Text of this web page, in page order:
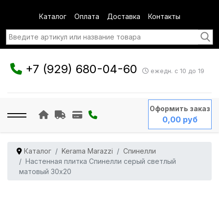
Каталог Оплата Доставка Контакты
+7 (929) 680-04-60 ежедн. с 10 до 19
Оформить заказ
0,00 руб
Каталог Kerama Marazzi
Спинелли
Настенная плитка Спинелли серый светлый
матовый 30x20